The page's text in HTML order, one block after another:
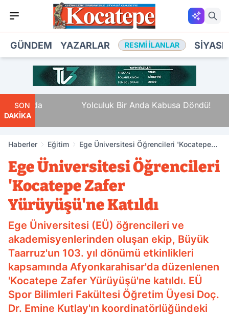
GÜNDEM YAZARLAR RESMI İLANLAR
SON
DAKİKA
Yolculuk Bir Anda Kabusa Döndü!
Haberler Eğitim
Ege Üniversitesi Öğrencileri 'Kocatepe
Ege Üniversitesi Öğrencileri
'Kocatepe Zafer
Yürüyüşü'ne Katıldı
Ege Üniversitesi (EÜ) öğrencileri ve
akademisyenlerinden oluşan ekip, Büyük
Taarruz'un 103. yıl dönümü etkinlikleri
kapsamında Afyonkarahisar'da düzenlenen
'Kocatepe Zafer Yürüyüşü'ne katıldı. EÜ
Spor Bilimleri Fakültesi Öğretim Üyesi Doç.
Dr. Emine Kutlay'ın koordinatörlüğündeki